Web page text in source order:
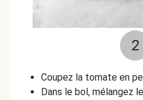
2
Coupez la tomate en
Dans le bol, mélangez